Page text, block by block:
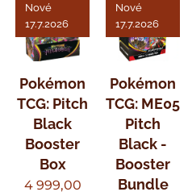
Pokémon
TCG: Pitch
Black
Booster
Box
Nové
17.7.2026
4 999,00
Pokémon
TCG: ME05
Pitch
Black -
Booster
Bundle
Nové
17.7.2026